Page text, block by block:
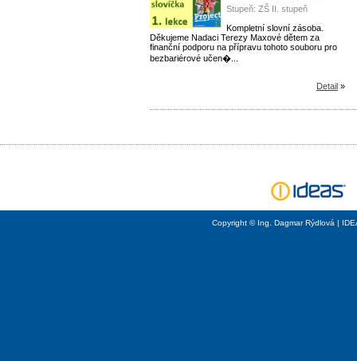
Stupeň: ZŠ II. stupeň
Kompletní slovní zásoba.
Děkujeme Nadaci Terezy Maxové dětem za
finanční podporu na přípravu tohoto souboru pro
bezbariérové učen�...
Detail »
Copyright © Ing. Dagmar Rýdlová |